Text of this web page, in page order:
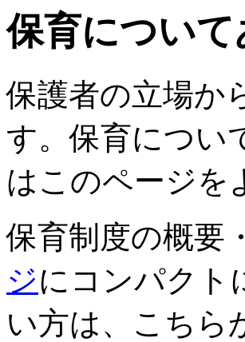
保育につい
保護者の立場か
す。保育につい
はこのページを
保育制度の概要
ジにコンパクト
い方は、こちら